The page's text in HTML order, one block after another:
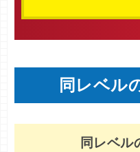
同レベル
同レベル